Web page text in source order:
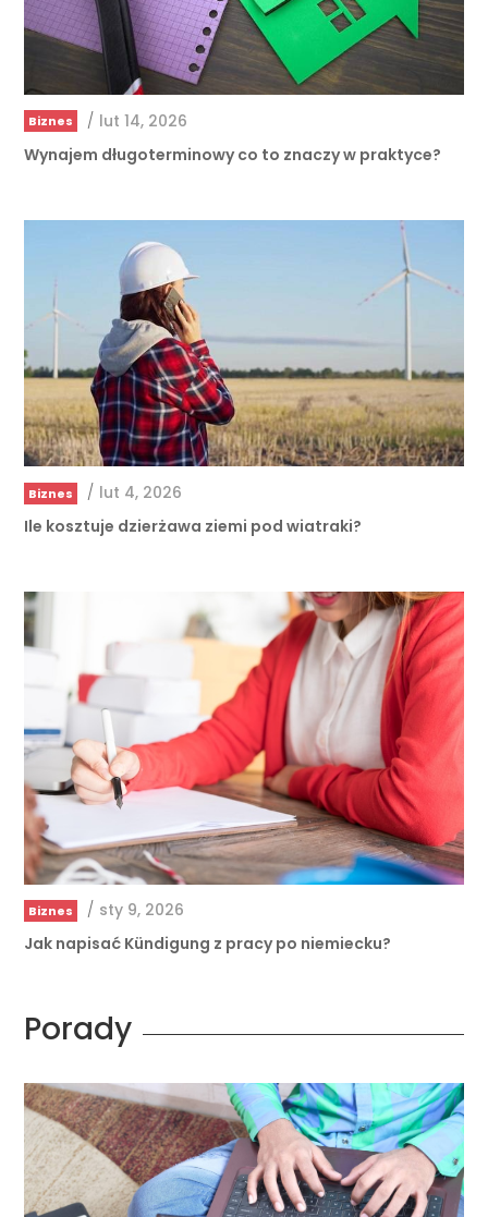
Biznes / lut 14, 2026
Wynajem długoterminowy co to znaczy w praktyce?
Biznes / lut 4, 2026
Ile kosztuje dzierżawa ziemi pod wiatraki?
Biznes / sty 9, 2026
Jak napisać Kündigung z pracy po niemiecku?
Porady